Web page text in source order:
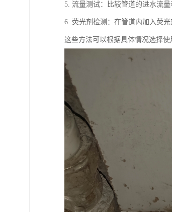
5. 流量测试：比较管道的进水流
6. 荧光剂检测：在管道内加入荧
这些方法可以根据具体情况选择